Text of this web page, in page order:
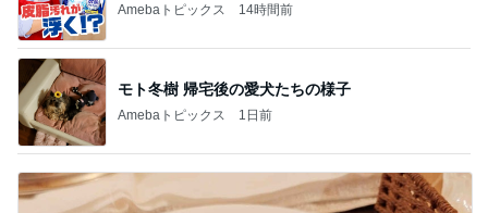
Amebaトピックス 14時間前
モト冬樹 帰宅後の愛犬たちの様子
Amebaトピックス 1日前